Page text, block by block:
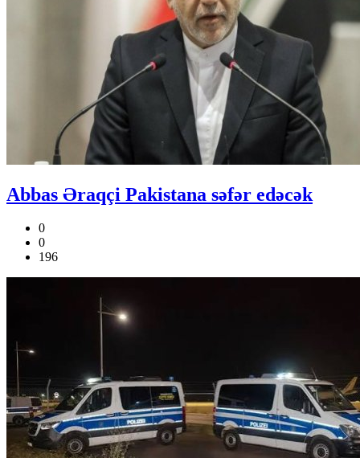
Abbas Əraqçi Pakistana səfər edəcək
0
0
196